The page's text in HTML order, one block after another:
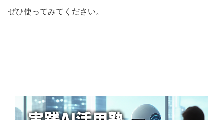
ぜひ使ってみてください。